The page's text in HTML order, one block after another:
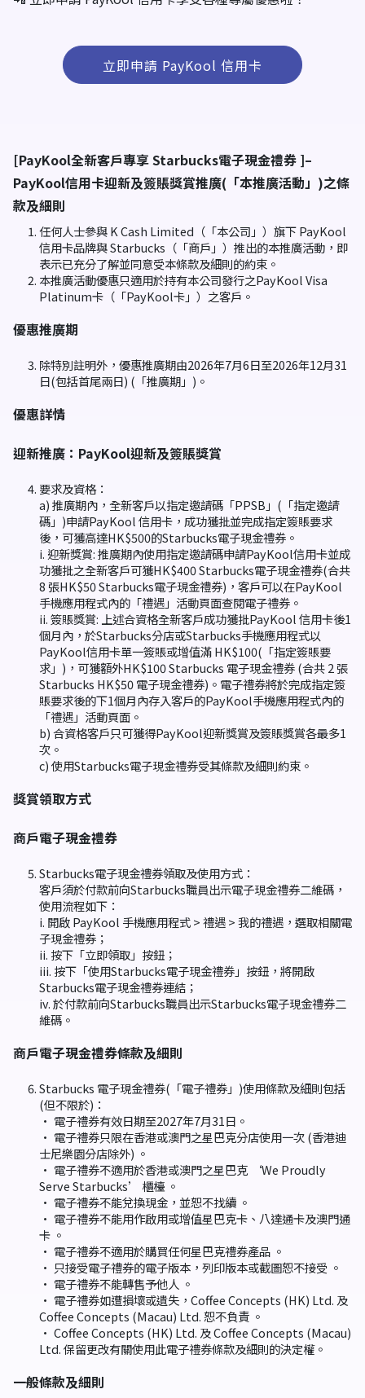
立即申請 PayKool 信用卡
[PayKool全新客戶專享 Starbucks電子現金禮券 ]–
PayKool信用卡迎新及簽賬獎賞推廣(「本推廣活動」)之條
款及細則
任何人士參與 K Cash Limited（「本公司」）旗下 PayKool
信用卡品牌與 Starbucks（「商戶」）推出的本推廣活動，即
表示已充分了解並同意受本條款及細則的約束。
本推廣活動優惠只適用於持有本公司發行之PayKool Visa
Platinum卡（「PayKool卡」）之客戶。
優惠推廣期
除特別註明外，優惠推廣期由2026年7月6日至2026年12月31
日(包括首尾兩日) (「推廣期」)。
優惠詳情
迎新推廣：PayKool迎新及簽賬獎賞
要求及資格：
a) 推廣期內，全新客戶以指定邀請碼「PPSB」(「指定邀請
碼」)申請PayKool 信用卡，成功獲批並完成指定簽賬要求
後，可獲高達HK$500的Starbucks電子現金禮券。
i. 迎新獎賞: 推廣期內使用指定邀請碼申請PayKool信用卡並成
功獲批之全新客戶可獲HK$400 Starbucks電子現金禮券(合共
8 張HK$50 Starbucks電子現金禮券)，客戶可以在PayKool
手機應用程式內的「禮遇」活動頁面查閱電子禮券。
ii. 簽賬獎賞: 上述合資格全新客戶成功獲批PayKool 信用卡後1
個月內，於Starbucks分店或Starbucks手機應用程式以
PayKool信用卡單一簽賬或增值滿 HK$100(「指定簽賬要
求」)，可獲額外HK$100 Starbucks 電子現金禮券 (合共 2 張
Starbucks HK$50 電子現金禮券)。電子禮券將於完成指定簽
賬要求後的下1個月內存入客戶的PayKool手機應用程式內的
「禮遇」活動頁面。
b) 合資格客戶只可獲得PayKool迎新獎賞及簽賬獎賞各最多1
次。
c) 使用Starbucks電子現金禮券受其條款及細則約束。
獎賞領取方式
商戶電子現金禮券
Starbucks電子現金禮券領取及使用方式：
客戶須於付款前向Starbucks職員出示電子現金禮券二維碼，
使用流程如下：
i. 開啟 PayKool 手機應用程式 > 禮遇 > 我的禮遇，選取相關電
子現金禮券；
ii. 按下「立即領取」按鈕；
iii. 按下「使用Starbucks電子現金禮券」按鈕，將開啟
Starbucks電子現金禮券連結；
iv. 於付款前向Starbucks職員出示Starbucks電子現金禮券二
維碼。
商戶電子現金禮券條款及細則
Starbucks 電子現金禮券(「電子禮券」)使用條款及細則包括
(但不限於)：
• 電子禮券有效日期至2027年7月31日。
• 電子禮券只限在香港或澳門之星巴克分店使用一次 (香港迪
士尼樂園分店除外) 。
• 電子禮券不適用於香港或澳門之星巴克 ‘We Proudly
Serve Starbucks’ 櫃檯 。
• 電子禮券不能兌換現金，並恕不找續 。
• 電子禮券不能用作啟用或增值星巴克卡、八達通卡及澳門通
卡 。
• 電子禮券不適用於購買任何星巴克禮券產品 。
• 只接受電子禮券的電子版本，列印版本或截圖恕不接受 。
• 電子禮券不能轉售予他人 。
• 電子禮券如遭損壞或遺失，Coffee Concepts (HK) Ltd. 及
Coffee Concepts (Macau) Ltd. 恕不負責 。
• Coffee Concepts (HK) Ltd. 及 Coffee Concepts (Macau)
Ltd. 保留更改有關使用此電子禮券條款及細則的決定權。
一般條款及細則